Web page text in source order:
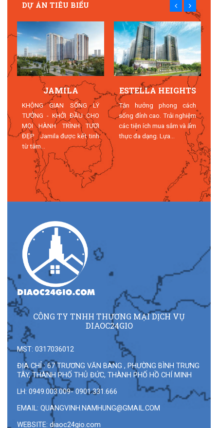
DỰ ÁN TIÊU BIỂU
JAMILA
KHÔNG GIAN SỐNG LÝ
TƯỞNG - KHỞI ĐẦU CHO
MỌI HÀNH TRÌNH TƯƠI
ĐẸP Jamila được kết tinh
từ tâm...
ESTELLA HEIGHTS
Tận hưởng phong cách
sống đỉnh cao. Trải nghiệm
các tiện ích mua sắm và ẩm
thực đa dạng. Lựa...
CÔNG TY TNHH THƯƠNG MẠI DỊCH VỤ
DIAOC24GIO
MST: 0317036012
ĐỊA CHỈ : 67 TRƯƠNG VĂN BANG , PHƯỜNG BÌNH TRƯNG
TÂY, THÀNH PHỐ THỦ ĐỨC, THÀNH PHỐ HỒ CHÍ MINH
LH: 0949.003.009- 0901.331.666
EMAIL: QUANGVINH.NAMHUNG@GMAIL.COM
WEBSITE: diaoc24gio.com